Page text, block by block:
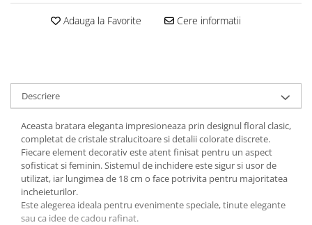
Adauga la Favorite Cere informatii
Descriere
Aceasta bratara eleganta impresioneaza prin designul floral clasic,
completat de cristale stralucitoare si detalii colorate discrete.
Fiecare element decorativ este atent finisat pentru un aspect
sofisticat si feminin. Sistemul de inchidere este sigur si usor de
utilizat, iar lungimea de 18 cm o face potrivita pentru majoritatea
incheieturilor.
Este alegerea ideala pentru evenimente speciale, tinute elegante
sau ca idee de cadou rafinat.